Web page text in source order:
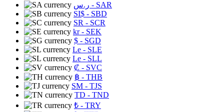
ر.س - SAR
SI$ - SBD
SR - SCR
kr- SEK
$ - SGD
Le - SLE
Le - SLL
₡ - SVC
฿ - THB
ЅМ - TJS
TD - TND
₺ - TRY